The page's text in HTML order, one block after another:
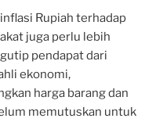
Rupiah terhadap
juga perlu lebih
pendapat dari
ekonomi,
harga barang dan
memutuskan untuk